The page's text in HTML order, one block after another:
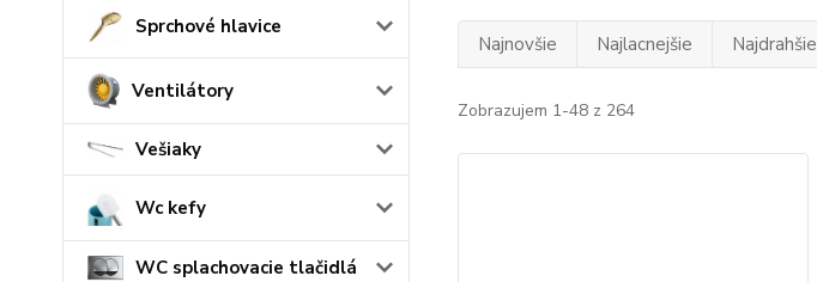
Sprchové hlavice
Ventilátory
Vešiaky
Wc kefy
WC splachovacie tlačidlá
Najnovšie Najlacnejšie Najdrahšie
Zobrazujem 1-48 z 264